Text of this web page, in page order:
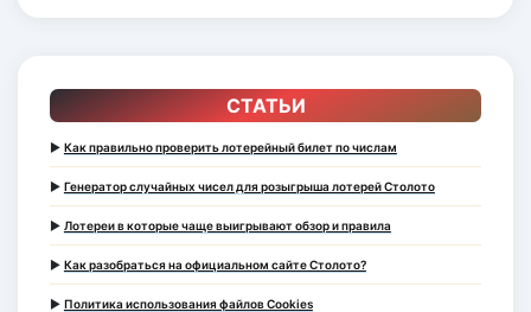
СТАТЬИ
► Как правильно проверить лотерейный билет по числам
► Генератор случайных чисел для розыгрыша лотерей Столото
► Лотереи в которые чаще выигрывают обзор и правила
► Как разобраться на официальном сайте Столото?
► Политика использования файлов Cookies